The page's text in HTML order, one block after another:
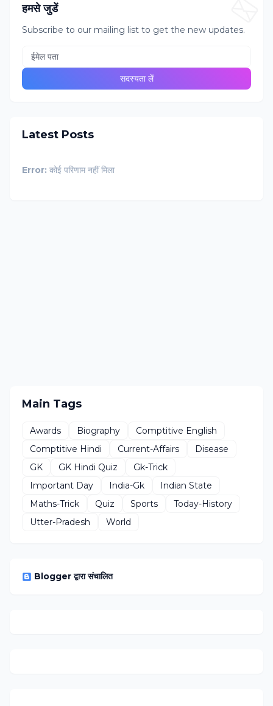
हमसे जुडें
Subscribe to our mailing list to get the new updates.
Latest Posts
Error: कोई परिणाम नहीं मिला
Main Tags
Awards Biography
Comptitive English
Comptitive Hindi
Current-Affairs
Disease
GK
GK Hindi Quiz
Gk-Trick
Important Day
India-Gk
Indian State
Maths-Trick
Quiz Sports
Today-History
Utter-Pradesh
World
Blogger द्वारा संचालित